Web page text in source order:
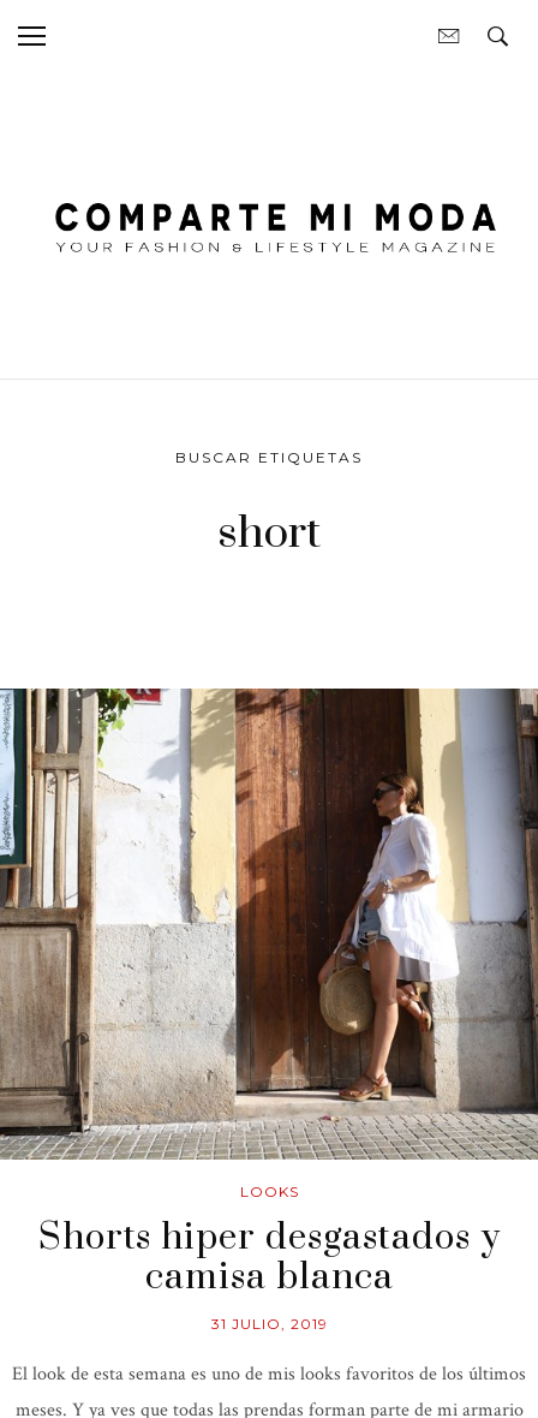
BUSCAR ETIQUETAS
short
LOOKS
Shorts hiper desgastados y
camisa blanca
31 JULIO, 2019
El look de esta semana es uno de mis looks favoritos de los últimos
meses. Y ya ves que todas las prendas forman parte de mi armario